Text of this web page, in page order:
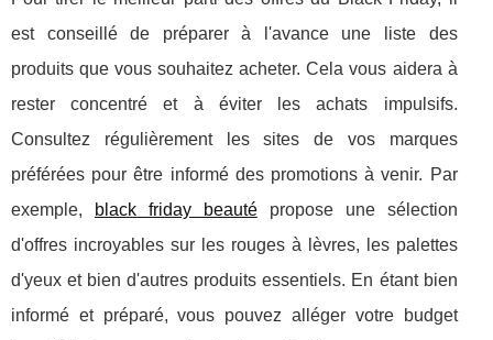
est conseillé de préparer à l'avance une liste des
produits que vous souhaitez acheter. Cela vous aidera à
rester concentré et à éviter les achats impulsifs.
Consultez régulièrement les sites de vos marques
préférées pour être informé des promotions à venir. Par
exemple,
black friday beautépropose une sélection
d'offres incroyables sur les rouges à lèvres, les palettes
d'yeux et bien d'autres produits essentiels. En étant bien
informé et préparé, vous pouvez alléger votre budget